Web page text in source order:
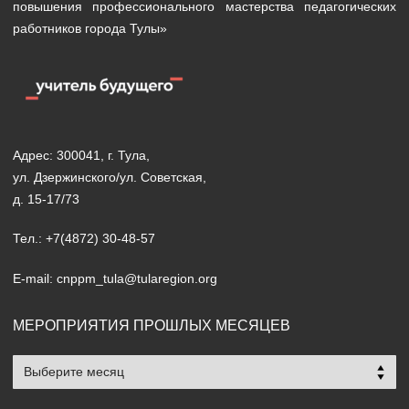
повышения профессионального мастерства педагогических
работников города Тулы»
Адрес: 300041, г. Тула,
ул. Дзержинского/ул. Советская,
д. 15-17/73
Тел.: +7(4872) 30-48-57
E-mail: cnppm_tula@tularegion.org
МЕРОПРИЯТИЯ ПРОШЛЫХ МЕСЯЦЕВ
Мероприятия
прошлых